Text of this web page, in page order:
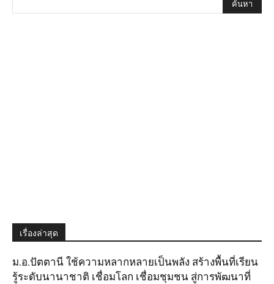
เรื่องล่าสุด
ม.อ.ปัตตานี ใช้ความหลากหลายเป็นพลัง สร้างพื้นที่เรียน
รู้ระดับนานาชาติ เชื่อมโลก เชื่อมชุมชน สู่การพัฒนาที่